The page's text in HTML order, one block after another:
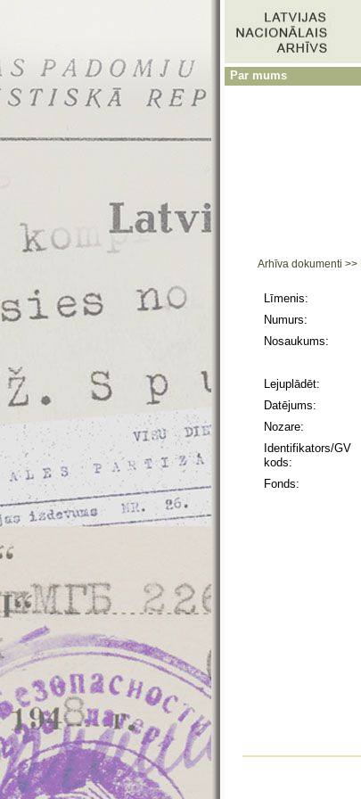
Par mums
Arhīva dokumenti >>
Līmenis:
Numurs:
Nosaukums:
Lejuplādēt:
Datējums:
Nozare:
Identifikators/GV
kods:
Fonds: